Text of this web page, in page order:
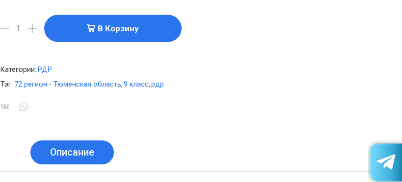
В Корзину
Категории: РДР
Тэг: 72 регион - Тюменская область,9 класс,рдр
Описание